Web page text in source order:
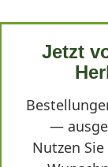
sie ihrem
Zentimetern.
aufweisen und
blanda
Jetzt
—
Nutzen